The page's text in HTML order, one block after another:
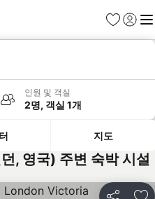
즐겨찾기
로그인
메
인원 및 객실
2명, 객실 1개
지도
, 영국) 주변 숙박 시설